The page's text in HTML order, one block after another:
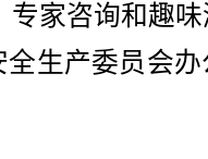
专家咨询和趣
生产委员会